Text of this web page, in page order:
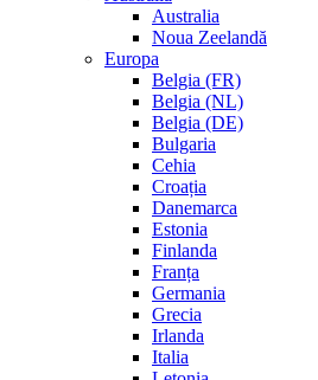
Australia
Noua Zeelandă
Europa
Belgia (FR)
Belgia (NL)
Belgia (DE)
Bulgaria
Cehia
Croația
Danemarca
Estonia
Finlanda
Franța
Germania
Grecia
Irlanda
Italia